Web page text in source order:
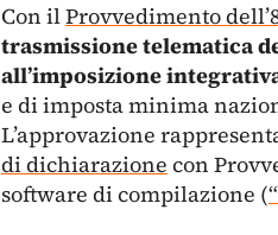
Con ilProvvedimento
trasmissione telematica
all’imposizione
e di imposta minima
L’approvazione
di dichiarazione con
software di compilazione (